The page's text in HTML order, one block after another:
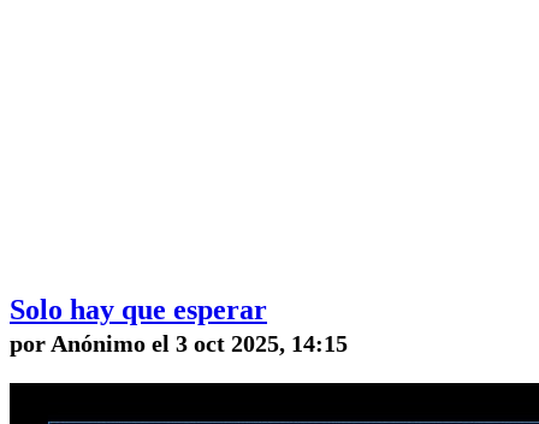
Solo hay que esperar
por Anónimo el 3 oct 2025, 14:15